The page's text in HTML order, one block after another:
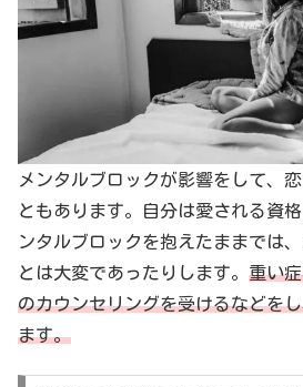
メンタルブロックが影響をして、
ともあります。自分は愛される資
ンタルブロックを抱えたままでは
とは大変であったりします。 重い
のカウンセリングを受けるなどを
ます。